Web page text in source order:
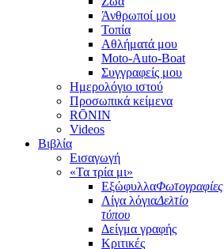
Άνθρωποί μου
Τοπία
Αθλήματά μου
Moto-Auto-Boat
Συγγραφείς μου
Ημερολόγιο ιστού
Προσωπικά κείμενα
RŌNIN
Videos
Βιβλία
Εισαγωγή
«Τα τρία μι»
ΕξώφυλλαΦωτογραφίες
Λίγα λόγιαΔελτίο
τύπου
Δείγμα γραφής
Κριτικές